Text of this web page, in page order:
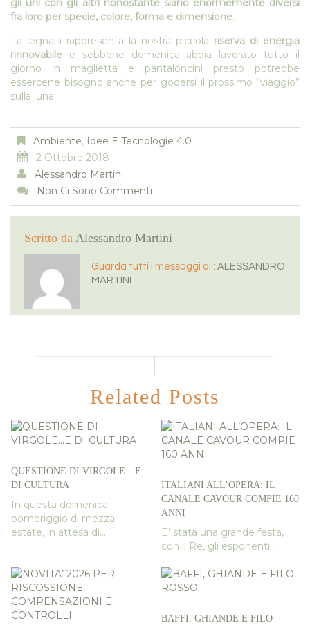
gli uni con gli altri nonostante siano enormemente diversi
fra loro per specie, colore, forma e dimensione.
La legnaia rappresenta la nostra piccola riserva di energia
rinnovabile e sebbene domenica abbia lavorato tutto il
giorno in maglietta e pantaloncini presto potrebbe
essercene bisogno anche per godersi il prossimo “viaggio”
sulla luna!
Ambiente, Idee E Tecnologie 4.0
2 Ottobre 2018
Alessandro Martini
Non Ci Sono Commenti
Scritto da Alessandro Martini
Guarda tutti i messaggi di : ALESSANDRO
MARTINI
Related Posts
QUESTIONE DI VIRGOLE…E
DI CULTURA
In questa domenica
pomeriggio di mezza
estate, in attesa di...
ITALIANI ALL’OPERA: IL
CANALE CAVOUR COMPIE 160
ANNI
E’ stata una grande festa,
con il Re, gli esponenti...
BAFFI, GHIANDE E FILO